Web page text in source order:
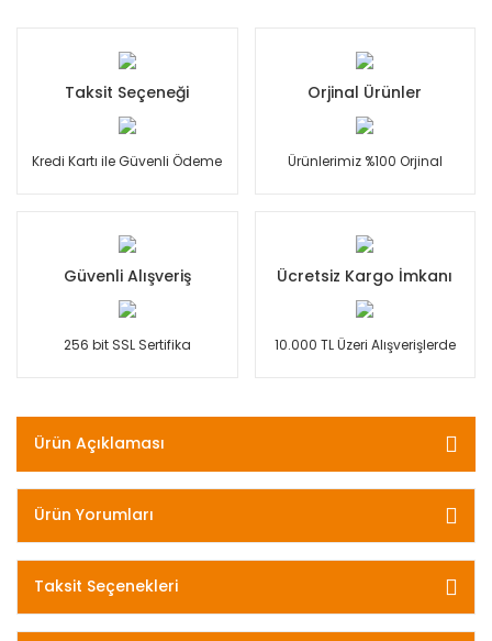
Taksit Seçeneği
Kredi Kartı ile Güvenli Ödeme
Orjinal Ürünler
Ürünlerimiz %100 Orjinal
Güvenli Alışveriş
256 bit SSL Sertifika
Ücretsiz Kargo İmkanı
10.000 TL Üzeri Alışverişlerde
Ürün Açıklaması
Ürün Yorumları
Taksit Seçenekleri